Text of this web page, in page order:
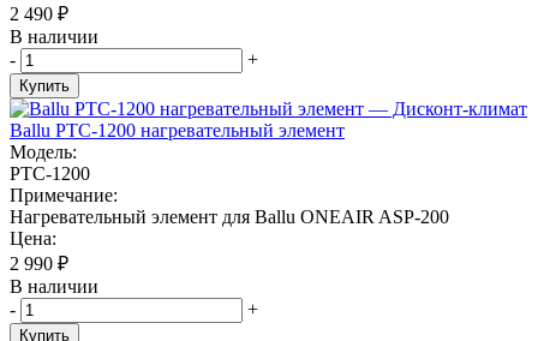
2 490 ₽
В наличии
-
+
Купить
Ballu PTC-1200 нагревательный элемент
Модель:
PTC-1200
Примечание:
Нагревательный элемент для Ballu ONEAIR ASP-200
Цена:
2 990 ₽
В наличии
-
+
Купить